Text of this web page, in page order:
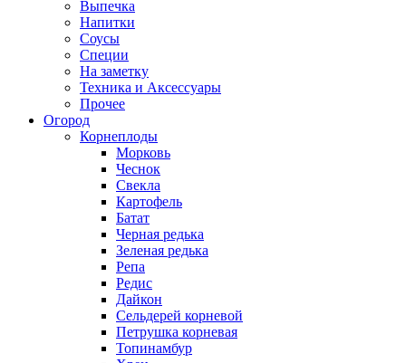
Выпечка
Напитки
Соусы
Специи
На заметку
Техника и Аксессуары
Прочее
Огород
Корнеплоды
Морковь
Чеснок
Свекла
Картофель
Батат
Черная редька
Зеленая редька
Репа
Редис
Дайкон
Сельдерей корневой
Петрушка корневая
Топинамбур